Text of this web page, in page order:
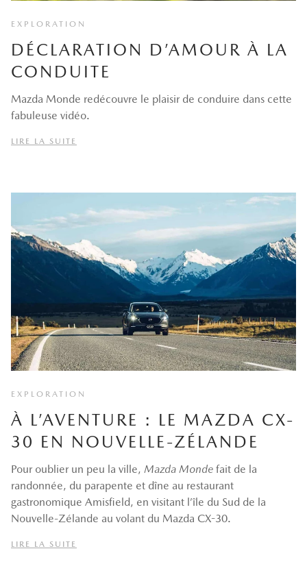
EXPLORATION
DÉCLARATION D’AMOUR À LA
CONDUITE
Mazda Monde redécouvre le plaisir de conduire dans cette
fabuleuse vidéo.
LIRE LA SUITE
EXPLORATION
À L’AVENTURE : LE MAZDA CX-
30 EN NOUVELLE-ZÉLANDE
Pour oublier un peu la ville, Mazda Monde fait de la
randonnée, du parapente et dîne au restaurant
gastronomique Amisfield, en visitant l’île du Sud de la
Nouvelle-Zélande au volant du Mazda CX-30.
LIRE LA SUITE